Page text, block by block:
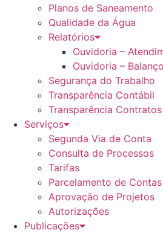
Planos de Saneamento
Qualidade da Água
Relatórios
Ouvidoria –
Ouvidoria –
Segurança do Trabalho
Transparência Contábil
Transparência Contratos
Serviços
Segunda Via de Conta
Consulta de Processos
Tarifas
Parcelamento de Contas
Aprovação de Projetos
Autorizações
Publicações